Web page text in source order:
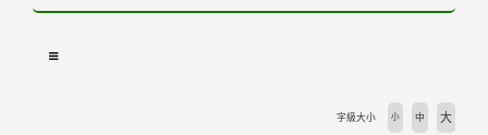
字級大小 小 中 大